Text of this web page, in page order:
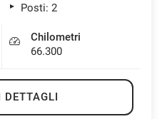
Posti: 2
Chilometri
66.300
DETTAGLI